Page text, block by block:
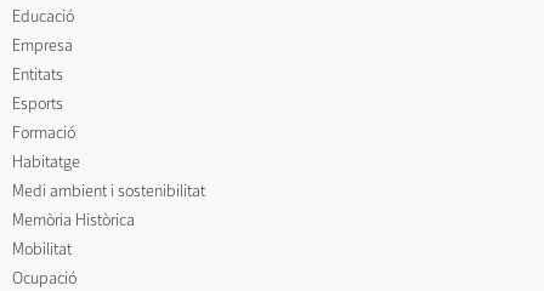
Educació
Empresa
Entitats
Esports
Formació
Habitatge
Medi ambient i sostenibilitat
Memòria Històrica
Mobilitat
Ocupació